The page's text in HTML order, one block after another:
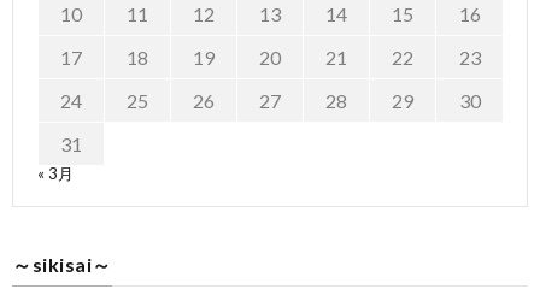
10
11 12 13 14 15
16
17
18 19 20 21 22
23
24
25 26 27 28 29
30
31
« 3月
～sikisai～